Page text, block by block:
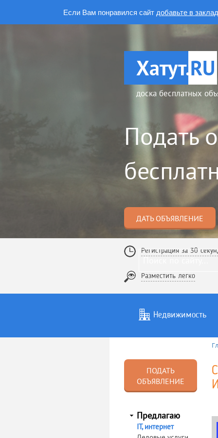
Если Вам понравился сайт добавьте в
Хатут.RU
доска бесплатных
Подать
ДАТЬ ОБЪЯВЛЕНИЕ
Регистрация за 30
Разместить легко
Недвижимость
Услуги
ПОДАТЬ
ОБЪЯВЛЕНИЕ
Предлагаю
IT, интернет